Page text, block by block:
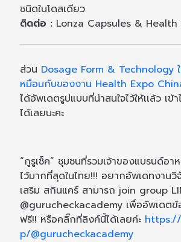
ชนิดในโดสเดียว
ติดต่อ : Lonza Capsules &
ส่วน Dosage Form & Technology ใ
หมือนกับของงาน Health Expo
ได้อัพเดตรูปแบบที่น่าสนใจไว้ให้เเล้ว เข้
ได้เลยนะคะ
“กูรูเช็ค” ชุมชนที่รวมเจ้าของแบรนด์อา
ไว้มากที่สุดในไทย!!! อยากอัพเดทงานวิ
เสริม สกินแคร์ สามารถ join group
@gurucheckacademy เพื่ออัพเดตข้
ฟรี!! หรือคลิ๊กที่ลิงค์นี้ได้เลยค่ะ
p/@gurucheckacademy